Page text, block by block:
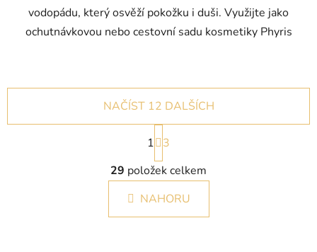
vodopádu, který osvěží pokožku i duši. Využijte jako
ochutnávkovou nebo cestovní sadu kosmetiky Phyris
O
v
l
á
d
NAČÍST 12 DALŠÍCH
S
t
r
á
n
k
1
3
29 položek celkem
NAHORU